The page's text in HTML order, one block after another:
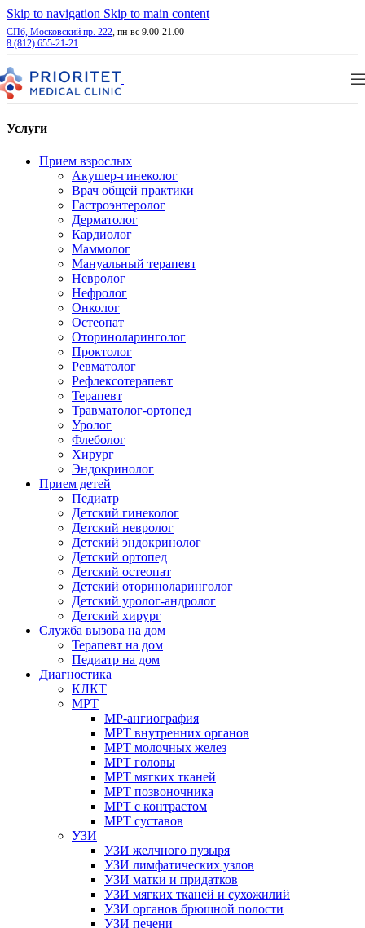
Skip to navigation Skip to main content
СПб, Московский пр. 222, пн-вс 9.00-21.00
8 (812) 655-21-21
Услуги
Прием взрослых
Акушер-гинеколог
Врач общей практики
Гастроэнтеролог
Дерматолог
Кардиолог
Маммолог
Мануальный терапевт
Невролог
Нефролог
Онколог
Остеопат
Оториноларинголог
Проктолог
Ревматолог
Рефлексотерапевт
Терапевт
Травматолог-ортопед
Уролог
Флеболог
Хирург
Эндокринолог
Прием детей
Педиатр
Детский гинеколог
Детский невролог
Детский эндокринолог
Детский ортопед
Детский остеопат
Детский оториноларинголог
Детский уролог-андролог
Детский хирург
Служба вызова на дом
Терапевт на дом
Педиатр на дом
Диагностика
КЛКТ
МРТ
МР-ангиография
МРТ внутренних органов
МРТ молочных желез
МРТ головы
МРТ мягких тканей
МРТ позвоночника
МРТ с контрастом
МРТ суставов
УЗИ
УЗИ желчного пузыря
УЗИ лимфатических узлов
УЗИ матки и придатков
УЗИ мягких тканей и сухожилий
УЗИ органов брюшной полости
УЗИ печени